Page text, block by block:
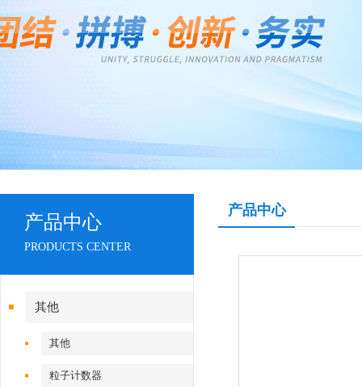
产品中心
PRODUCTS CENTER
其他
其他
粒子计数器
产品中心